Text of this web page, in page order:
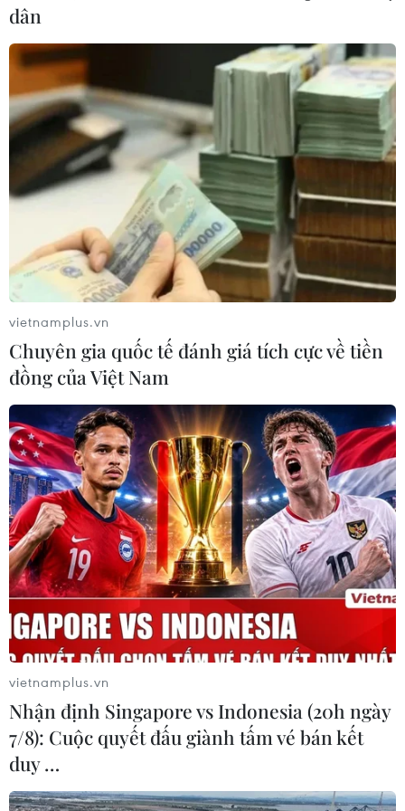
dân
vietnamplus.vn
Chuyên gia quốc tế đánh giá tích cực về tiền
đồng của Việt Nam
vietnamplus.vn
Nhận định Singapore vs Indonesia (20h ngày
7/8): Cuộc quyết đấu giành tấm vé bán kết
duy …